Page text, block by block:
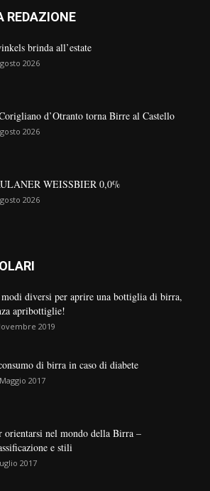
REDAZIONE
brinda all’estate
2026
d’Otranto torna Birre al Castello
2026
WEISSBIER 0,0%
2026
modi diversi per aprire una bottiglia di birra,
apribottiglie!
2019
di birra in caso di diabete
2017
orientarsi nel mondo della Birra –
e stili
2017